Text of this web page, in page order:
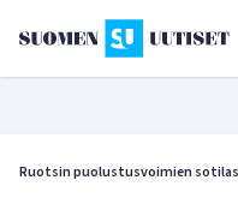
Ruotsin puolustusvoimien